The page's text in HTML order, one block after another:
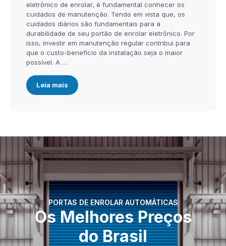
eletrônico de enrolar, é fundamental conhecer os
cuidados de manutenção. Tendo em vista que, os
cuidados diários são fundamentais para a
durabilidade de seu portão de enrolar eletrônico. Por
isso, investir em manutenção regular contribui para
que o custo-benefício da instalação seja o maior
possível. A …
Leia mais
PORTAS DE ENROLAR AUTOMÁTICAS
Os Melhores Preços
do Brasil